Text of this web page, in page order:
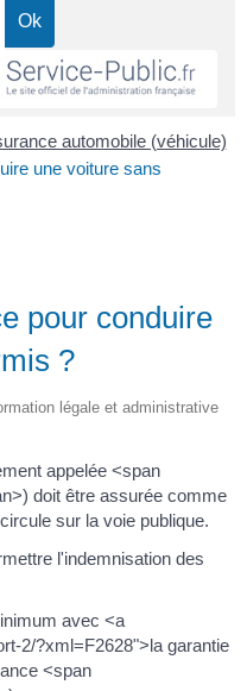
automobile (véhicule)
une voiture sans
pour conduire
?
légale et administrative
appelée <span
doit être assurée comme
sur la voie publique.
l'indemnisation des
avec <a
2/?xml=F2628">la garantie
<span